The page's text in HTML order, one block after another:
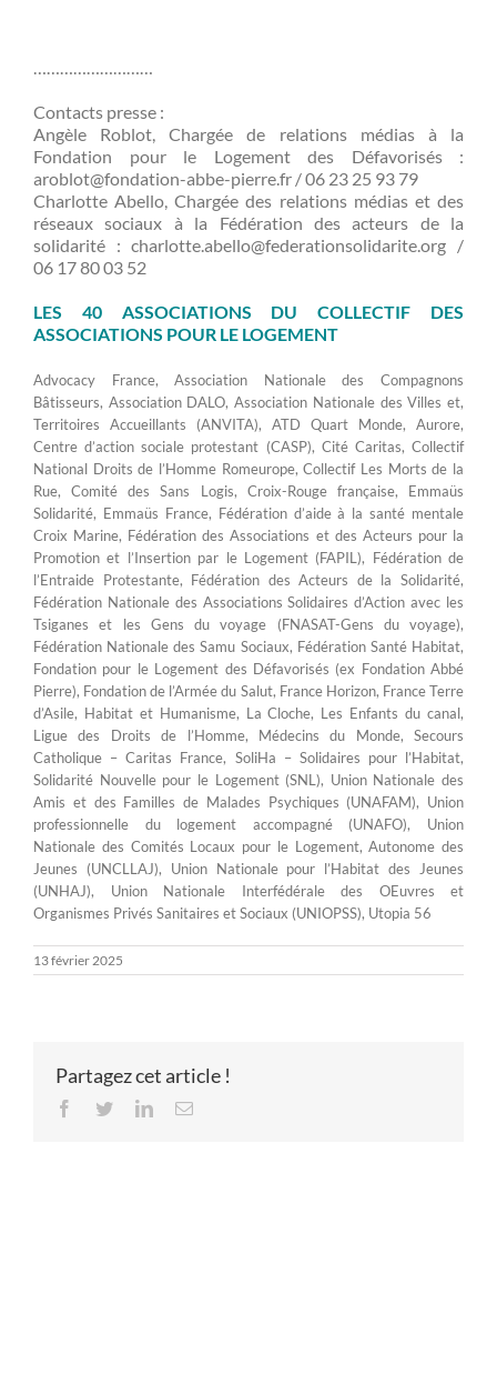
………………………
Contacts presse :
Angèle Roblot, Chargée de relations médias à la
Fondation pour le Logement des Défavorisés :
aroblot@fondation-abbe-pierre.fr / 06 23 25 93 79
Charlotte Abello, Chargée des relations médias et des
réseaux sociaux à la Fédération des acteurs de la
solidarité : charlotte.abello@federationsolidarite.org /
06 17 80 03 52
LES 40 ASSOCIATIONS DU COLLECTIF DES
ASSOCIATIONS POUR LE LOGEMENT
Advocacy France, Association Nationale des Compagnons
Bâtisseurs, Association DALO, Association Nationale des Villes et,
Territoires Accueillants (ANVITA), ATD Quart Monde, Aurore,
Centre d’action sociale protestant (CASP), Cité Caritas, Collectif
National Droits de l’Homme Romeurope, Collectif Les Morts de la
Rue, Comité des Sans Logis, Croix-Rouge française, Emmaüs
Solidarité, Emmaüs France, Fédération d’aide à la santé mentale
Croix Marine, Fédération des Associations et des Acteurs pour la
Promotion et l’Insertion par le Logement (FAPIL), Fédération de
l’Entraide Protestante, Fédération des Acteurs de la Solidarité,
Fédération Nationale des Associations Solidaires d’Action avec les
Tsiganes et les Gens du voyage (FNASAT-Gens du voyage),
Fédération Nationale des Samu Sociaux, Fédération Santé Habitat,
Fondation pour le Logement des Défavorisés (ex Fondation Abbé
Pierre), Fondation de l’Armée du Salut, France Horizon, France Terre
d’Asile, Habitat et Humanisme, La Cloche, Les Enfants du canal,
Ligue des Droits de l’Homme, Médecins du Monde, Secours
Catholique – Caritas France, SoliHa – Solidaires pour l’Habitat,
Solidarité Nouvelle pour le Logement (SNL), Union Nationale des
Amis et des Familles de Malades Psychiques (UNAFAM), Union
professionnelle du logement accompagné (UNAFO), Union
Nationale des Comités Locaux pour le Logement, Autonome des
Jeunes (UNCLLAJ), Union Nationale pour l’Habitat des Jeunes
(UNHAJ), Union Nationale Interfédérale des OEuvres et
Organismes Privés Sanitaires et Sociaux (UNIOPSS), Utopia 56
13 février 2025
Partagez cet article !
Facebook
TwitterLinkedInEmail